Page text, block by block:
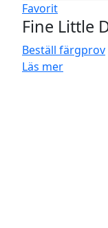
Favorit
Fine Little
Beställ färgprov
Läs mer